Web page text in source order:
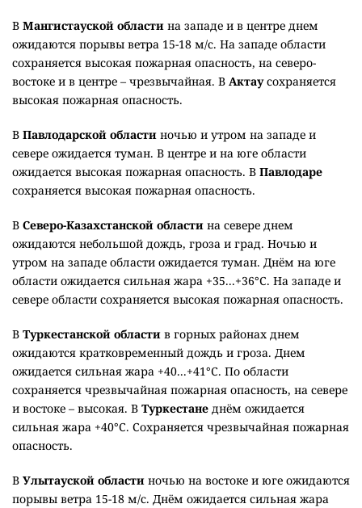
В Мангистауской области на западе и в центре днем
ожидаются порывы ветра 15-18 м/с. На западе области
сохраняется высокая пожарная опасность, на северо-
востоке и в центре – чрезвычайная. В Актаусохраняется
высокая пожарная опасность.
В Павлодарской области ночью и утром на западе и
севере ожидается туман. В центре и на юге области
ожидается высокая пожарная опасность. В Павлодаре
сохраняется высокая пожарная опасность.
В Северо-Казахстанской области на севере днем
ожидаются небольшой дождь, гроза и град. Ночью и
утром на западе области ожидается туман. Днём на юге
области ожидается сильная жара +35...+36°C. На западе и
севере области сохраняется высокая пожарная опасность.
В Туркестанской области в горных районах днем
ожидаются кратковременный дождь и гроза. Днем
ожидается сильная жара +40...+41°C. По области
сохраняется чрезвычайная пожарная опасность, на севере
и востоке – высокая. В Туркестане днём ожидается
сильная жара +40°C. Сохраняется чрезвычайная пожарная
опасность.
В Улытауской области ночью на востоке и юге ожидаются
порывы ветра 15-18 м/с. Днём ожидается сильная жара